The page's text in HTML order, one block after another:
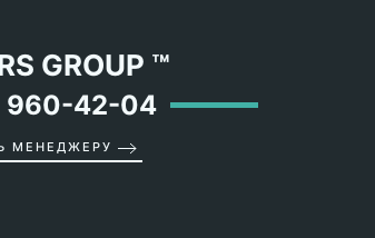
GROUP ™
960-42-04
МЕНЕДЖЕРУ